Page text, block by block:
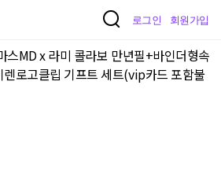
로그인 회원가입